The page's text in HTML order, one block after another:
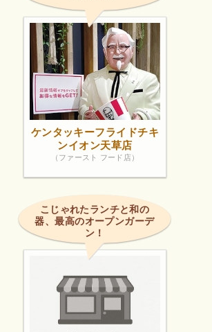
ケンタッキーフライドチキ
ンイオン天草店
（ファースト フード店）
こじゃれたランチと和の
器、最高のオープンガーデ
ン！